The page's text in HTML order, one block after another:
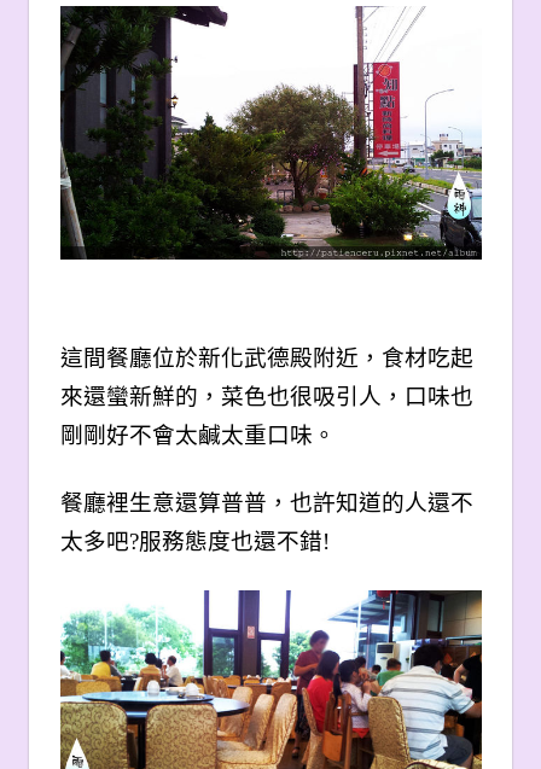
這間餐廳位於新化武德殿附近，食材吃起
來還蠻新鮮的，菜色也很吸引人，口味也
剛剛好不會太鹹太重口味。
餐廳裡生意還算普普，也許知道的人還不
太多吧?服務態度也還不錯!